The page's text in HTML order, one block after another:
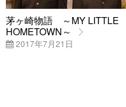
茅ヶ崎物語 ～MY LITTLE
HOMETOWN～
2017年7月21日